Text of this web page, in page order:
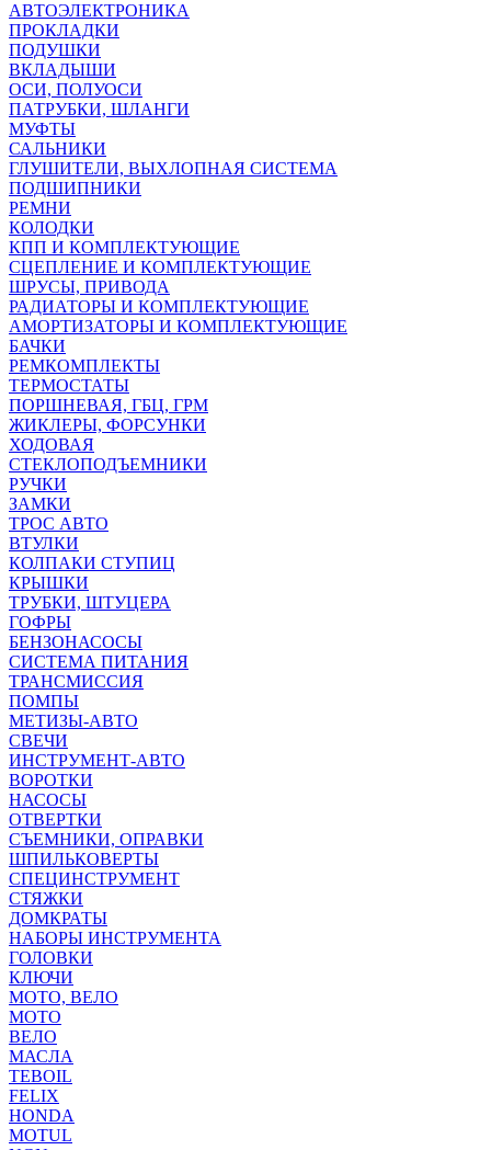
АВТОЭЛЕКТРОНИКА
ПРОКЛАДКИ
ПОДУШКИ
ВКЛАДЫШИ
ОСИ, ПОЛУОСИ
ПАТРУБКИ, ШЛАНГИ
МУФТЫ
САЛЬНИКИ
ГЛУШИТЕЛИ, ВЫХЛОПНАЯ СИСТЕМА
ПОДШИПНИКИ
РЕМНИ
КОЛОДКИ
КПП И КОМПЛЕКТУЮЩИЕ
СЦЕПЛЕНИЕ И КОМПЛЕКТУЮЩИЕ
ШРУСЫ, ПРИВОДА
РАДИАТОРЫ И КОМПЛЕКТУЮЩИЕ
АМОРТИЗАТОРЫ И КОМПЛЕКТУЮЩИЕ
БАЧКИ
РЕМКОМПЛЕКТЫ
ТЕРМОСТАТЫ
ПОРШНЕВАЯ, ГБЦ, ГРМ
ЖИКЛЕРЫ, ФОРСУНКИ
ХОДОВАЯ
СТЕКЛОПОДЪЕМНИКИ
РУЧКИ
ЗАМКИ
ТРОС АВТО
ВТУЛКИ
КОЛПАКИ СТУПИЦ
КРЫШКИ
ТРУБКИ, ШТУЦЕРА
ГОФРЫ
БЕНЗОНАСОСЫ
СИСТЕМА ПИТАНИЯ
ТРАНСМИССИЯ
ПОМПЫ
МЕТИЗЫ-АВТО
СВЕЧИ
ИНСТРУМЕНТ-АВТО
ВОРОТКИ
НАСОСЫ
ОТВЕРТКИ
СЪЕМНИКИ, ОПРАВКИ
ШПИЛЬКОВЕРТЫ
СПЕЦИНСТРУМЕНТ
СТЯЖКИ
ДОМКРАТЫ
НАБОРЫ ИНСТРУМЕНТА
ГОЛОВКИ
КЛЮЧИ
МОТО, ВЕЛО
МОТО
ВЕЛО
МАСЛА
TEBOIL
FELIX
HONDA
MOTUL